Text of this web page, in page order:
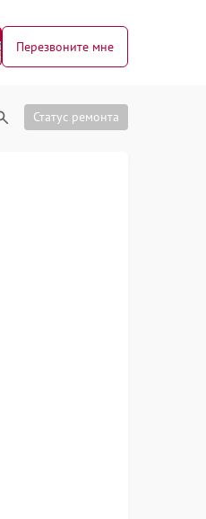
Перезвоните мне
Статус ремонта